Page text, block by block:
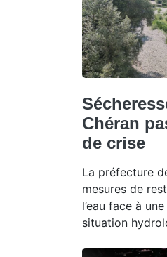
Chéran
de crise
La préfecture
mesures de
l’eau face à
situation